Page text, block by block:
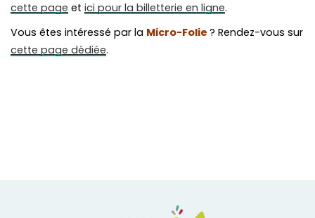
cette page et ici pour la billetterie en ligne.
Vous êtes intéressé par la Micro-Folie ? Rendez-vous sur
cette page dédiée.